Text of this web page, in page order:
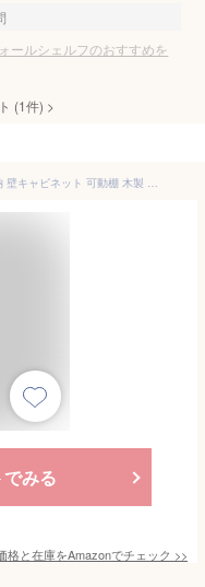
ールシェルフのおすすめを
(1件) >
SoBuy 吊り戸棚 戸棚 洗面所収納 壁面収納 壁キャビネット 可動棚 木製 北欧風 幅40 ウォール収納 トイレ収納 洗面所用キャビネット 壁掛け棚 調味料ラック ランドリーラック 収納棚 スパイスラック(FRG203-W)
みる
格と在庫をAmazonでチェック >>